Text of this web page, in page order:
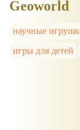
Geoworld
научные
игры для детей